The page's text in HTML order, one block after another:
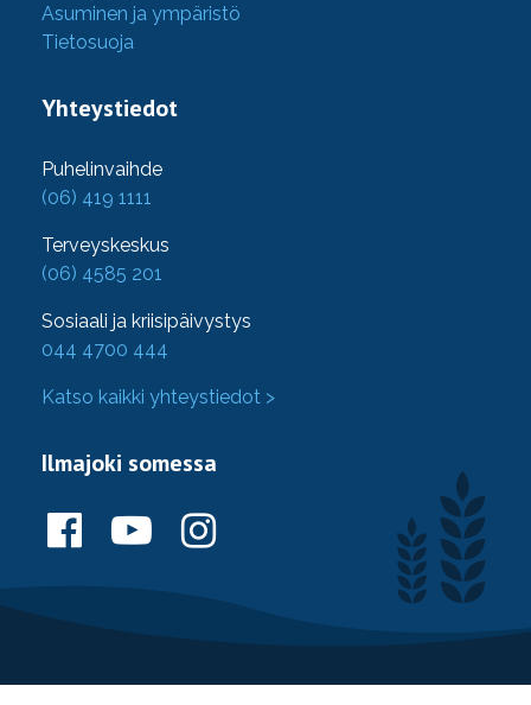
Asuminen ja ympäristö
Tietosuoja
Yhteystiedot
Puhelinvaihde
(06) 419 1111
Terveyskeskus
(06) 4585 201
Sosiaali ja kriisipäivystys
044 4700 444
Katso kaikki yhteystiedot >
Ilmajoki somessa